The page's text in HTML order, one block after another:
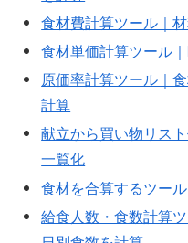
食材費計算ツール｜
食材単価計算ツール
原価率計算ツール｜
計算
献立から買い物リス
一覧化
食材を合算するツー
給食人数・食数計算